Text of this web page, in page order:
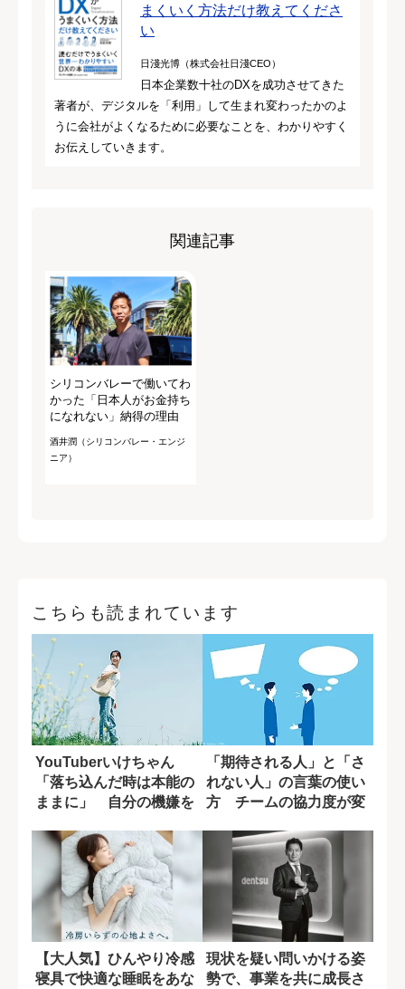
まくいく方法だけ教えてくださ
い
日淺光博（株式会社日淺CEO）
日本企業数十社のDXを成功させてきた
著者が、デジタルを「利用」して生まれ変わったかのよ
うに会社がよくなるために必要なことを、わかりやすく
お伝えしていきます。
関連記事
シリコンバレーで働いてわ
かった「日本人がお金持ち
になれない」納得の理由
酒井潤（シリコンバレー・エンジ
ニア）
こちらも読まれています
YouTuberいけちゃん
「落ち込んだ時は本能の
ままに」 自分の機嫌を
「期待される人」と「さ
れない人」の言葉の使い
方 チームの協力度が変
【大人気】ひんやり冷感
寝具で快適な睡眠をあな
現状を疑い問いかける姿
勢で、事業を共に成長さ